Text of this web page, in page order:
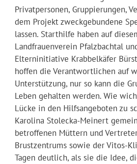
Privatpersonen, Gruppierungen,
dem Projekt zweckgebundene
lassen. Starthilfe haben auf
Landfrauenverein Pfalzbachtal
Elterninitiative Krabbelkäfer
hoffen die Verantwortlichen auf
Unterstützung, nur so kann die
Leben gehalten werden. Wie
Lücke in den Hilfsangeboten zu
Karolina Stolecka-Meinert
betroffenen Müttern und
Brustzentrums sowie der Vitos-
Tagen deutlich, als sie die Idee,